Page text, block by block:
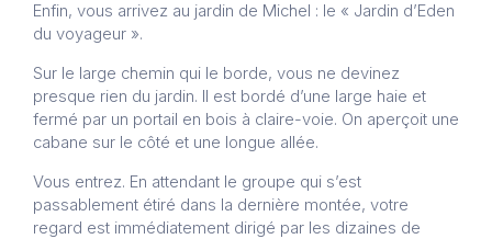
Enfin, vous arrivez au jardin de Michel : le « Jardin d’Eden
du voyageur ».
Sur le large chemin qui le borde, vous ne devinez
presque rien du jardin. Il est bordé d’une large haie et
fermé par un portail en bois à claire-voie. On aperçoit une
cabane sur le côté et une longue allée.
Vous entrez. En attendant le groupe qui s’est
passablement étiré dans la dernière montée, votre
regard est immédiatement dirigé par les dizaines de